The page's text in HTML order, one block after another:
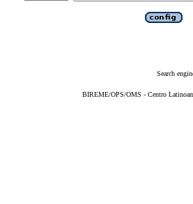
Search
BIREME/OPS/OMS - Centro